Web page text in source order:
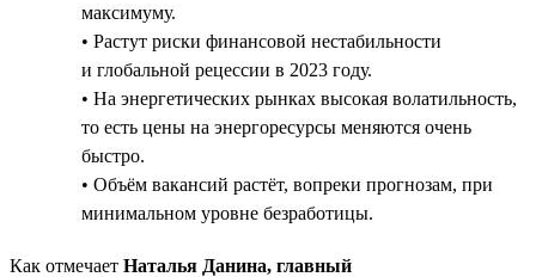
максимуму.
• Растут риски финансовой нестабильности
и глобальной рецессии в 2023 году.
• На энергетических рынках высокая волатильность,
то есть цены на энергоресурсы меняются очень
быстро.
• Объём вакансий растёт, вопреки прогнозам, при
минимальном уровне безработицы.
Как отмечает Наталья Данина, главный